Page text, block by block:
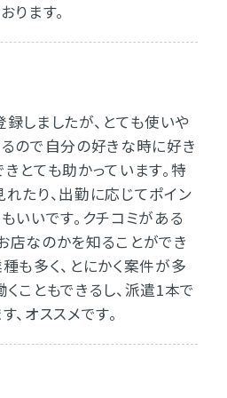
ります。
しましたが、とても使いや
ので自分の好きな時に好き
とても助かっています。特
たり、出勤に応じてポイン
いいです。クチコミがある
店なのかを知ることができ
も多く、とにかく案件が多
こともできるし、派遣1本で
、オススメです。